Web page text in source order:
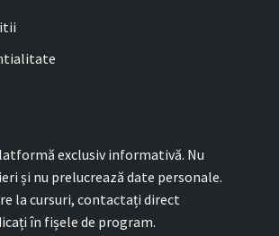
exclusiv informativă. Nu
și nu prelucrează date personale.
la cursuri, contactați direct
în fișele de program.